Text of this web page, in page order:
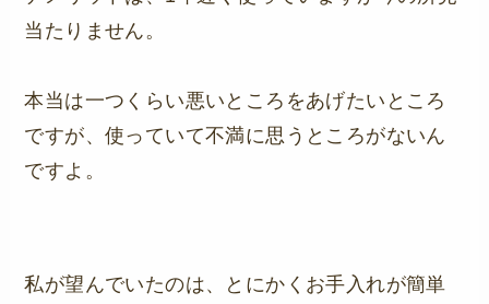
当たりません。
本当は一つくらい悪いところをあげたいところ
ですが、使っていて不満に思うところがないん
ですよ。
私が望んでいたのは、とにかくお手入れが簡単